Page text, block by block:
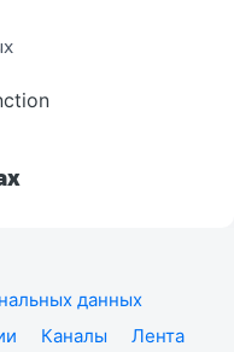
данных
Каналы
Лента